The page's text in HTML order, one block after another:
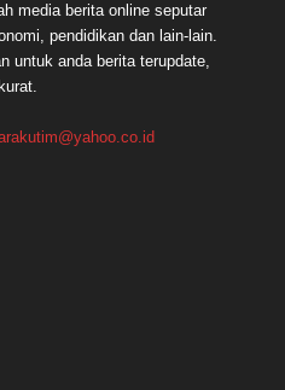
media berita online seputar
pendidikan dan lain-lain.
untuk anda berita terupdate,